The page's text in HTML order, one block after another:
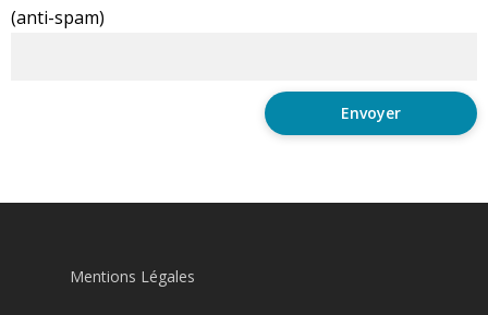
(anti-spam)
Mentions Légales